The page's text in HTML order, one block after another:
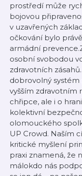
prostředí může
bojovou
v uzavřených
očkování bylo
armádní
osobní svobodou
zdravotních
dobrovolný systém
vyšším zdravotním
chřipce, ale i o
kolektivní
olomouckého
UP Crowd. Naším
kritické myšlení
praxi znamená, že
málokdo nás